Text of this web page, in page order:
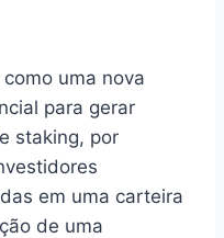
uma nova
para gerar
staking, por
em uma carteira
de uma